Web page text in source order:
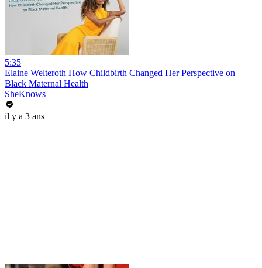
5:35
Elaine Welteroth How Childbirth Changed Her Perspective on
Black Maternal Health
SheKnows
il y a 3 ans